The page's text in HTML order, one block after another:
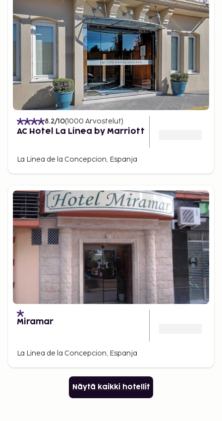
8.2/10(1000 Arvostelut)
AC Hotel La Línea by Marriott
La Linea de la Concepcion, Espanja
Miramar
La Linea de la Concepcion, Espanja
Näytä kaikki hotellit